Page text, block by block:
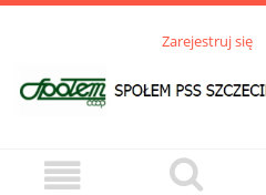
Zarejestruj się